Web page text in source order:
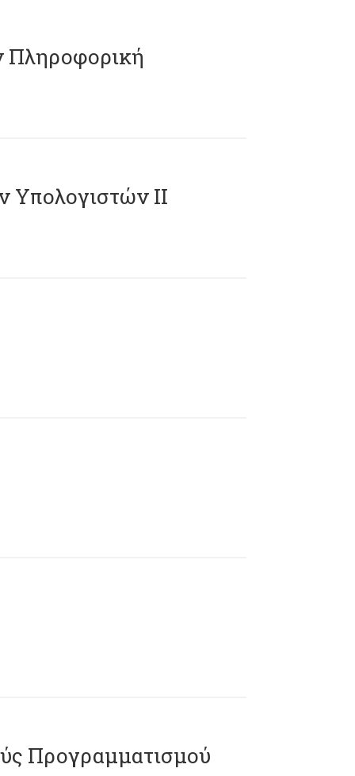
Πληροφορική
Υπολογιστών II
Προγραμματισμού